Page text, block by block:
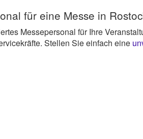
für eine Messe in
Messepersonal für Ihre
Stellen Sie einfach eine